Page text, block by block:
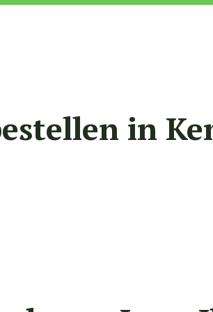
in